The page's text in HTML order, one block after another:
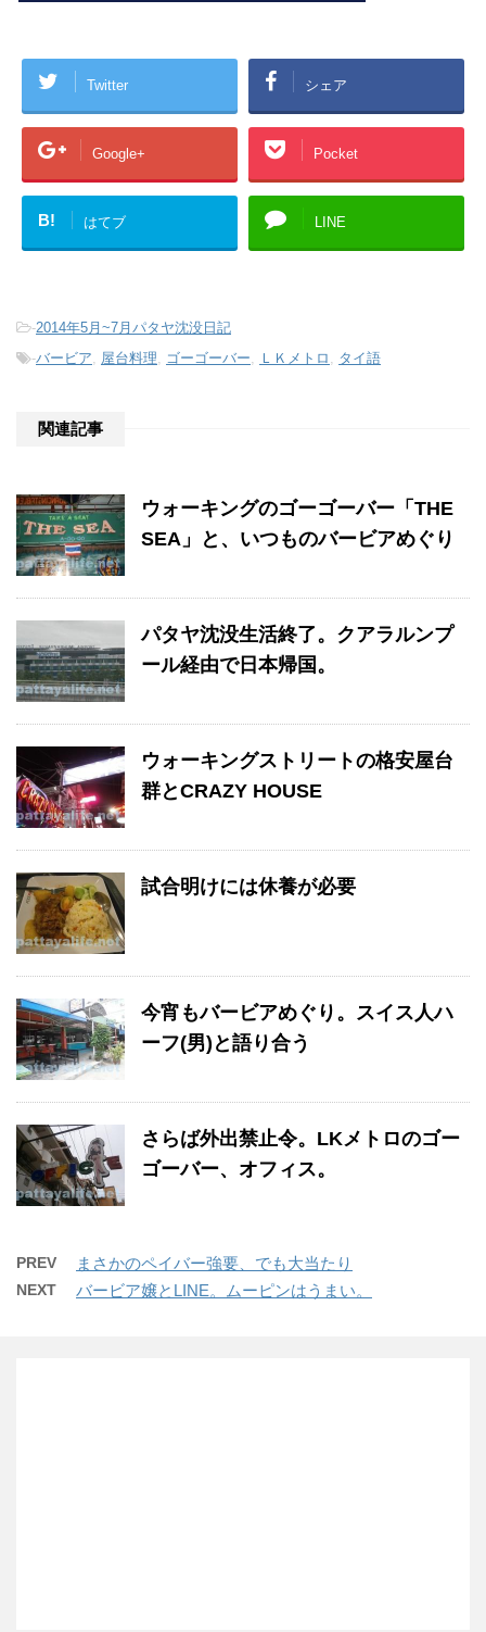
Twitter シェア
Google+ Pocket
B! はてブ LINE
-2014年5月~7月パタヤ沈没日記
-バービア, 屋台料理, ゴーゴーバー, ＬＫメトロ , タイ語
関連記事
ウォーキングのゴーゴーバー「THE
SEA」と、いつものバービアめぐり
パタヤ沈没生活終了。クアラルンプ
ール経由で日本帰国。
ウォーキングストリートの格安屋台
群とCRAZY HOUSE
試合明けには休養が必要
今宵もバービアめぐり。スイス人ハ
ーフ(男)と語り合う
さらば外出禁止令。LKメトロのゴー
ゴーバー、オフィス。
PREV まさかのペイバー強要、でも大当たり
NEXT バービア嬢とLINE。ムーピンはうまい。